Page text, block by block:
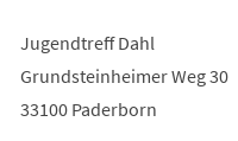
Jugendtreff Dahl
Grundsteinheimer Weg 30
33100 Paderborn